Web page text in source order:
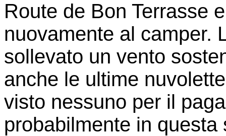
Route de Bon Terrasse
nuovamente al camper.
sollevato un vento
anche le ultime
visto nessuno per il
probabilmente in questa